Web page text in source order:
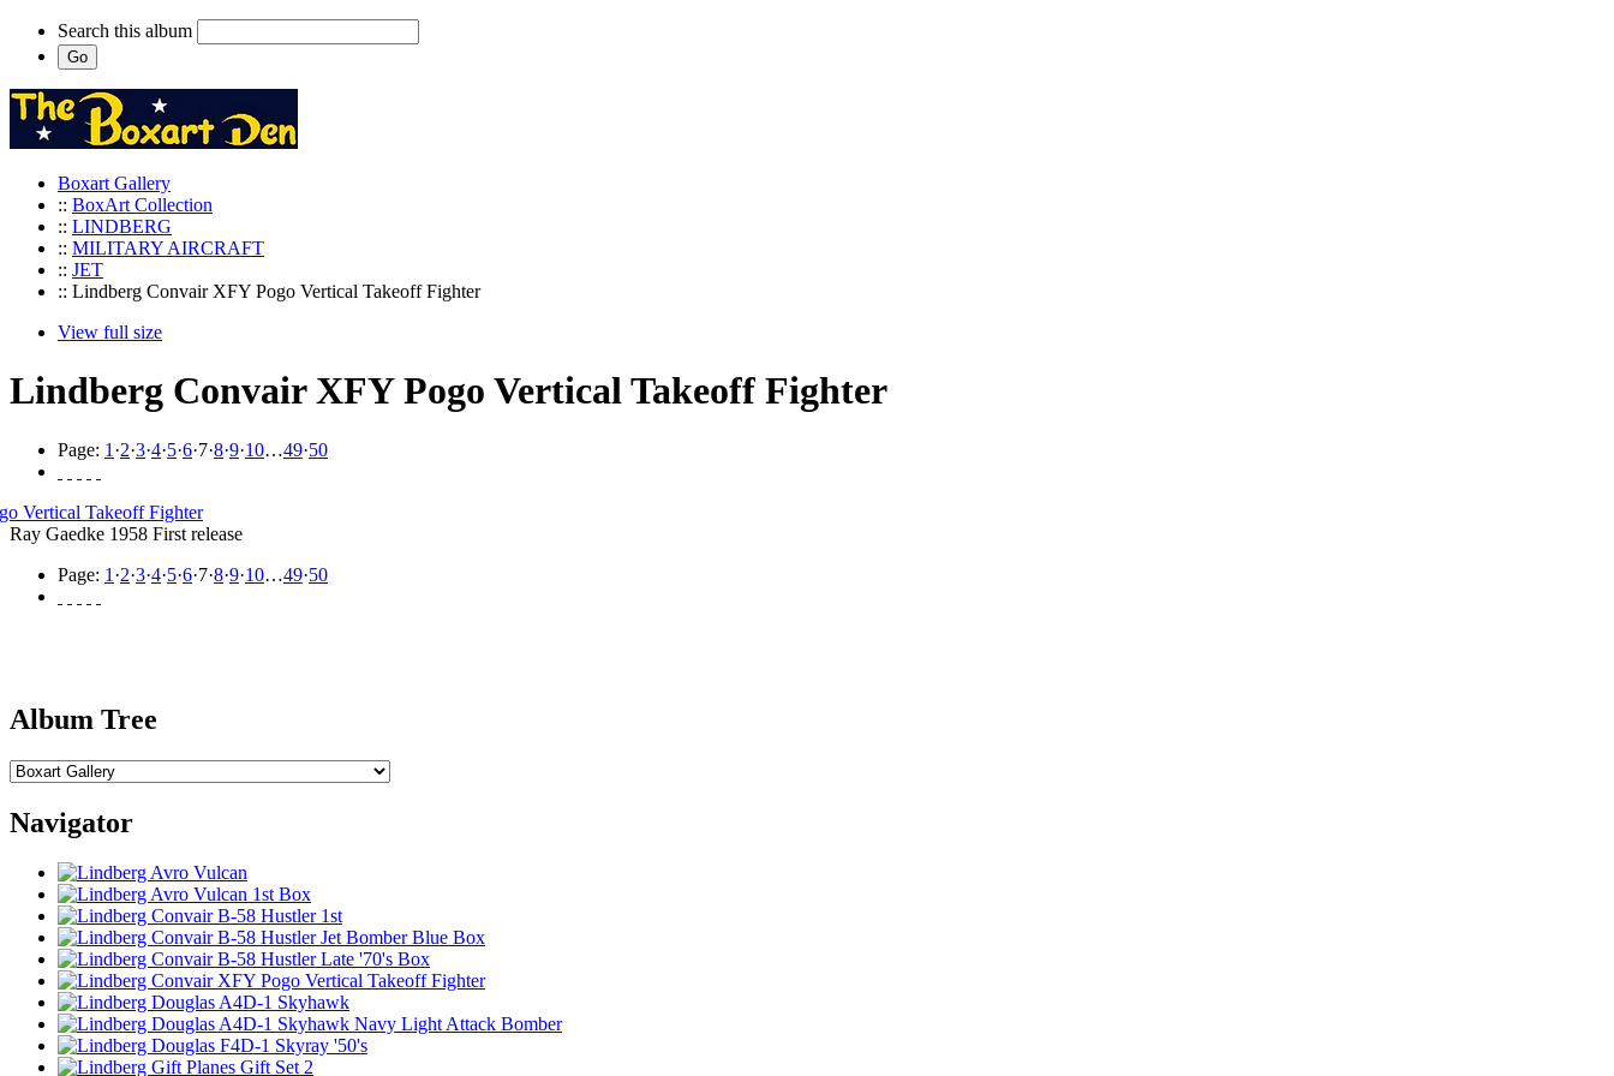
Search this album
Boxart Gallery
:: BoxArt Collection
:: LINDBERG
:: MILITARY AIRCRAFT
:: JET
:: Lindberg Convair XFY Pogo Vertical Takeoff Fighter
View full size
Lindberg Convair XFY Pogo Vertical Takeoff Fighter
Page: 1 ·2·3·4·5·6·7·8·9·10…49·50
Ray Gaedke 1958 First release
Page: 1 ·2·3·4·5·6·7·8·9·10…49·50
Album Tree
Navigator